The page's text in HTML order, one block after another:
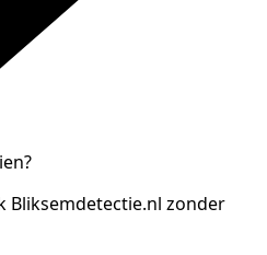
Bliksemdetectie.nl zonder